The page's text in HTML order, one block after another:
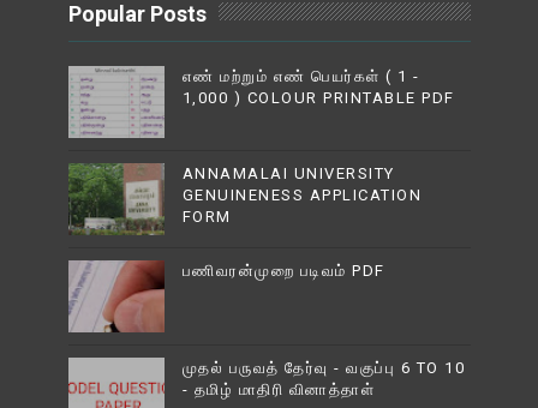
Popular Posts
எண் மற்றும் எண் பெயர்கள் ( 1 -
1,000 ) COLOUR PRINTABLE PDF
ANNAMALAI UNIVERSITY
GENUINENESS APPLICATION
FORM
பணிவரன்முறை படிவம் PDF
முதல் பருவத் தேர்வு - வகுப்பு 6 TO 10
- தமிழ் மாதிரி வினாத்தாள்